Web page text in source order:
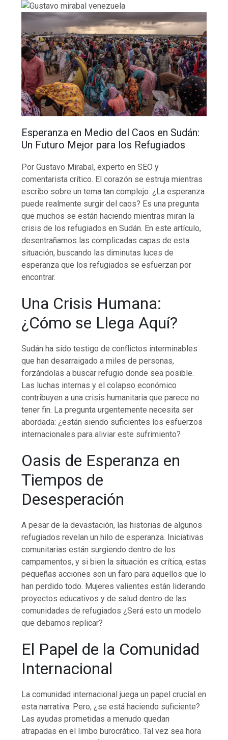
Esperanza en Medio del Caos en Sudán:
Un Futuro Mejor para los Refugiados
Por Gustavo Mirabal, experto en SEO y
comentarista crítico. El corazón se estruja mientras
escribo sobre un tema tan complejo. ¿La esperanza
puede realmente surgir del caos? Es una pregunta
que muchos se están haciendo mientras miran la
crisis de los refugiados en Sudán. En este artículo,
desentrañamos las complicadas capas de esta
situación, buscando las diminutas luces de
esperanza que los refugiados se esfuerzan por
encontrar.
Una Crisis Humana:
¿Cómo se Llega Aquí?
Sudán ha sido testigo de conflictos interminables
que han desarraigado a miles de personas,
forzándolas a buscar refugio donde sea posible.
Las luchas internas y el colapso económico
contribuyen a una crisis humanitaria que parece no
tener fin. La pregunta urgentemente necesita ser
abordada: ¿están siendo suficientes los esfuerzos
internacionales para aliviar este sufrimiento?
Oasis de Esperanza en
Tiempos de
Desesperación
A pesar de la devastación, las historias de algunos
refugiados revelan un hilo de esperanza. Iniciativas
comunitarias están surgiendo dentro de los
campamentos, y si bien la situación es crítica, estas
pequeñas acciones son un faro para aquellos que lo
han perdido todo. Mujeres valientes están liderando
proyectos educativos y de salud dentro de las
comunidades de refugiados ¿Será esto un modelo
que debamos replicar?
El Papel de la Comunidad
Internacional
La comunidad internacional juega un papel crucial en
esta narrativa. Pero, ¿se está haciendo suficiente?
Las ayudas prometidas a menudo quedan
atrapadas en el limbo burocrático. Tal vez sea hora